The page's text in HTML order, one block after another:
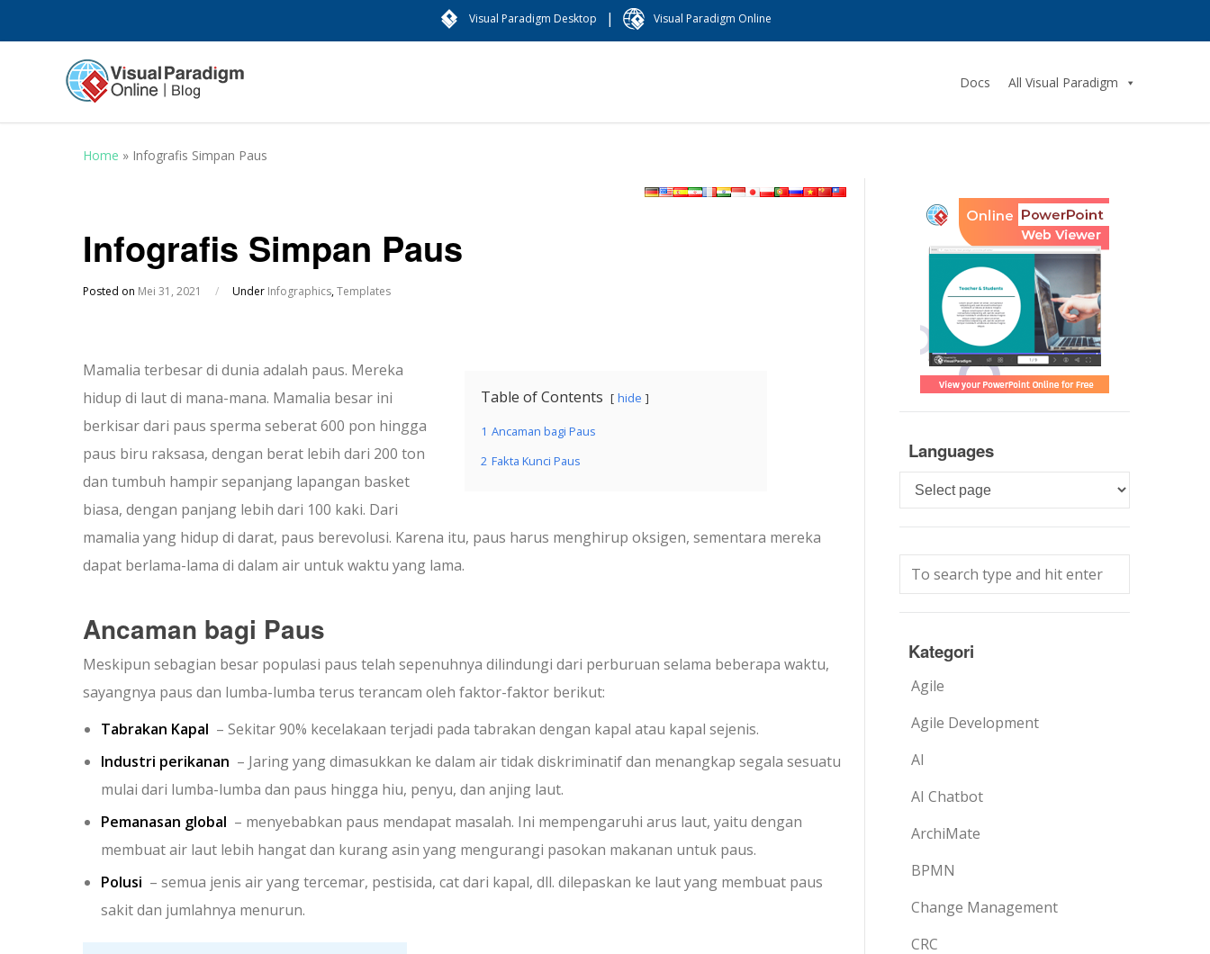
Visual Paradigm Desktop | Visual Paradigm Online
Docs All Visual Paradigm
Home » Infografis Simpan Paus
Infografis Simpan Paus
Posted on Mei 31, 2021 / Under Infographics,Templates
Table of Contents hide
1 Ancaman bagi Paus
2 Fakta Kunci Paus
Mamalia terbesar di dunia adalah paus. Mereka
hidup di laut di mana-mana. Mamalia besar ini
berkisar dari paus sperma seberat 600 pon hingga
paus biru raksasa, dengan berat lebih dari 200 ton
dan tumbuh hampir sepanjang lapangan basket
biasa, dengan panjang lebih dari 100 kaki. Dari
mamalia yang hidup di darat, paus berevolusi. Karena itu, paus harus menghirup oksigen, sementara mereka
dapat berlama-lama di dalam air untuk waktu yang lama.
Ancaman bagi Paus
Meskipun sebagian besar populasi paus telah sepenuhnya dilindungi dari perburuan selama beberapa waktu,
sayangnya paus dan lumba-lumba terus terancam oleh faktor-faktor berikut:
Tabrakan Kapal – Sekitar 90% kecelakaan terjadi pada tabrakan dengan kapal atau kapal sejenis.
Industri perikanan – Jaring yang dimasukkan ke dalam air tidak diskriminatif dan menangkap segala sesuatu
mulai dari lumba-lumba dan paus hingga hiu, penyu, dan anjing laut.
Pemanasan global – menyebabkan paus mendapat masalah. Ini mempengaruhi arus laut, yaitu dengan
membuat air laut lebih hangat dan kurang asin yang mengurangi pasokan makanan untuk paus.
Polusi – semua jenis air yang tercemar, pestisida, cat dari kapal, dll. dilepaskan ke laut yang membuat paus
sakit dan jumlahnya menurun.
Languages
Languages
Kategori
Agile
Agile Development
AI
AI Chatbot
ArchiMate
BPMN
Change Management
CRC